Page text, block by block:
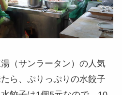
（サンラータン）の人気
ら、ぷりっぷりの水餃子